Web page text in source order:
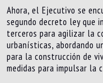
Ahora, el Ejecutivo se
segundo decreto ley que
terceros para agilizar la
urbanísticas, abordando
para la construcción de
medidas para impulsar la